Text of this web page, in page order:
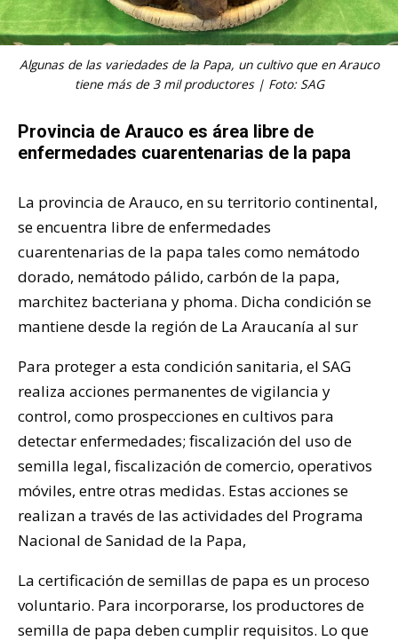
Algunas de las variedades de la Papa, un cultivo que en Arauco
tiene más de 3 mil productores | Foto: SAG
Provincia de Arauco es área libre de
enfermedades cuarentenarias de la papa
La provincia de Arauco, en su territorio continental,
se encuentra libre de enfermedades
cuarentenarias de la papa tales como nemátodo
dorado, nemátodo pálido, carbón de la papa,
marchitez bacteriana y phoma. Dicha condición se
mantiene desde la región de La Araucanía al sur
Para proteger a esta condición sanitaria, el SAG
realiza acciones permanentes de vigilancia y
control, como prospecciones en cultivos para
detectar enfermedades; fiscalización del uso de
semilla legal, fiscalización de comercio, operativos
móviles, entre otras medidas. Estas acciones se
realizan a través de las actividades del Programa
Nacional de Sanidad de la Papa,
La certificación de semillas de papa es un proceso
voluntario. Para incorporarse, los productores de
semilla de papa deben cumplir requisitos. Lo que